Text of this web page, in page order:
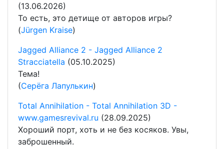
(13.06.2026)
То есть, это детище от авторов игры?
(Jürgen Kraise)
Jagged Alliance 2 - Jagged Alliance 2
Stracciatella (05.10.2025)
Тема!
(Серёга Лапулькин)
Total Annihilation - Total Annihilation 3D -
www.gamesrevival.ru (28.09.2025)
Хороший порт, хоть и не без косяков. Увы,
заброшенный.